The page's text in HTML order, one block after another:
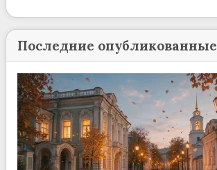
Последние опубликованные